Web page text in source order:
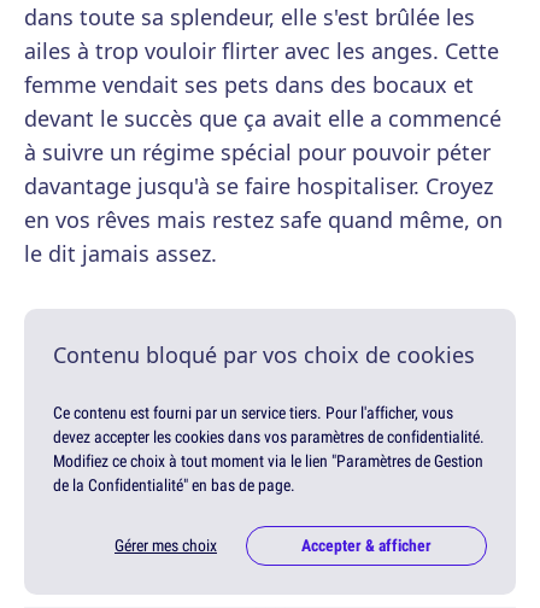
dans toute sa splendeur, elle s'est brûlée les
ailes à trop vouloir flirter avec les anges. Cette
femme vendait ses pets dans des bocaux et
devant le succès que ça avait elle a commencé
à suivre un régime spécial pour pouvoir péter
davantage jusqu'à se faire hospitaliser. Croyez
en vos rêves mais restez safe quand même, on
le dit jamais assez.
Contenu bloqué par vos choix de cookies
Ce contenu est fourni par un service tiers. Pour l'afficher, vous
devez accepter les cookies dans vos paramètres de confidentialité.
Modifiez ce choix à tout moment via le lien "Paramètres de Gestion
de la Confidentialité" en bas de page.
Gérer mes choix Accepter & afficher